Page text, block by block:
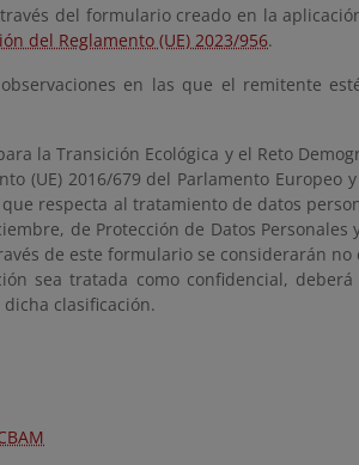
del formulario creado en la
del Reglamento (UE) 2023/956.
en las que el remitente
la Transición Ecológica y el Reto
(UE) 2016/679 del Parlamento
respecta al tratamiento de datos
de Protección de Datos
de este formulario se considerarán
sea tratada como confidencial,
clasificación.